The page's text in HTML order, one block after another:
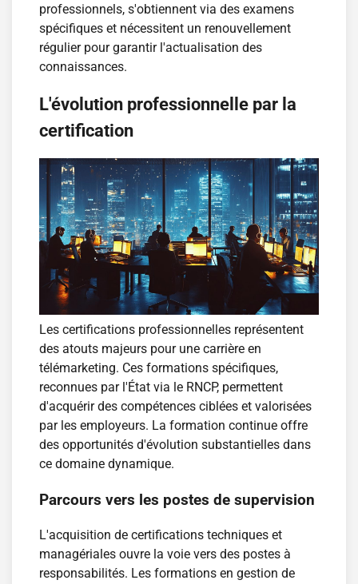
professionnels, s'obtiennent via des examens
spécifiques et nécessitent un renouvellement
régulier pour garantir l'actualisation des
connaissances.
L'évolution professionnelle par la
certification
Les certifications professionnelles représentent
des atouts majeurs pour une carrière en
télémarketing. Ces formations spécifiques,
reconnues par l'État via le RNCP, permettent
d'acquérir des compétences ciblées et valorisées
par les employeurs. La formation continue offre
des opportunités d'évolution substantielles dans
ce domaine dynamique.
Parcours vers les postes de supervision
L'acquisition de certifications techniques et
managériales ouvre la voie vers des postes à
responsabilités. Les formations en gestion de